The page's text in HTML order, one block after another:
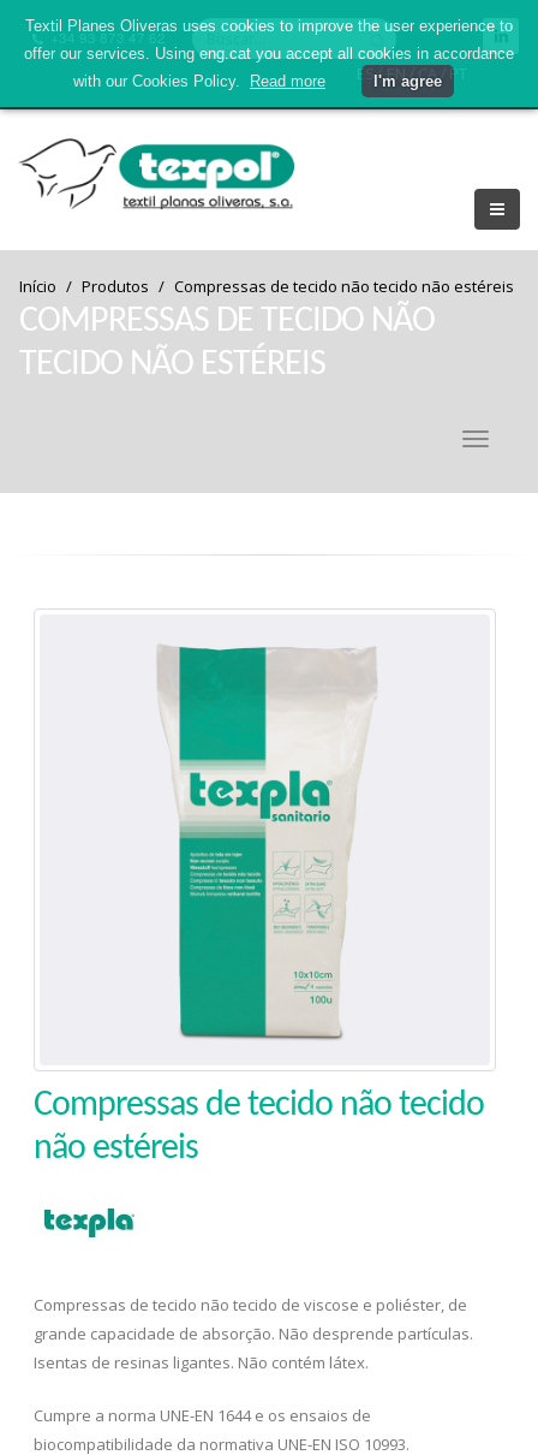
+34 93 873 47 62
ES /EN/ CA/PT
Início Produtos Compressas de tecido não tecido não estéreis
COMPRESSAS DE TECIDO NÃO
TECIDO NÃO ESTÉREIS
Toggle
Compressas de tecido não tecido
não estéreis
Compressas de tecido não tecido de viscose e poliéster, de
grande capacidade de absorção. Não desprende partículas.
Isentas de resinas ligantes. Não contém látex.
Cumpre a norma UNE-EN 1644 e os ensaios de
biocompatibilidade da normativa UNE-EN ISO 10993.
Textil Planes Oliveras uses cookies to improve the user experience to
offer our services. Using eng.cat you accept all cookies in accordance
with our Cookies Policy.
Read more I'm agree